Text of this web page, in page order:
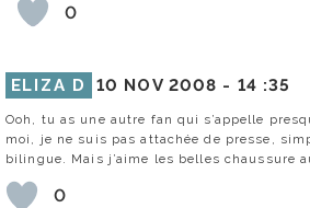
0
ELIZA D 10 NOV 2008 - 14 :35
Ooh, tu as une autre fan qui s’appelle
moi, je ne suis pas attachée de presse,
bilingue. Mais j’aime les belles chaussure
0